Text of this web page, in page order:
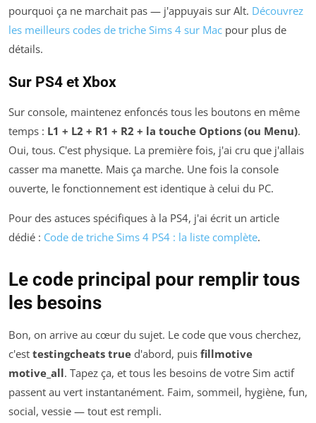
pourquoi ça ne marchait pas — j'appuyais sur Alt. Découvrez
les meilleurs codes de triche Sims 4 sur Mac pour plus de
détails.
Sur PS4 et Xbox
Sur console, maintenez enfoncés tous les boutons en même
temps : L1 + L2 + R1 + R2 + la touche Options (ou Menu).
Oui, tous. C'est physique. La première fois, j'ai cru que j'allais
casser ma manette. Mais ça marche. Une fois la console
ouverte, le fonctionnement est identique à celui du PC.
Pour des astuces spécifiques à la PS4, j'ai écrit un article
dédié : Code de triche Sims 4 PS4 : la liste complète.
Le code principal pour remplir tous
les besoins
Bon, on arrive au cœur du sujet. Le code que vous cherchez,
c'est testingcheats true d'abord, puis fillmotive
motive_all. Tapez ça, et tous les besoins de votre Sim actif
passent au vert instantanément. Faim, sommeil, hygiène, fun,
social, vessie — tout est rempli.